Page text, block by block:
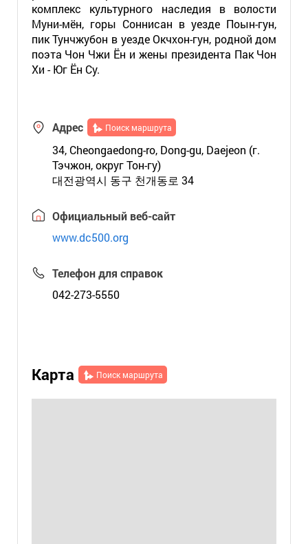
комплекс культурного наследия в волости
Муни-мён, горы Соннисан в уезде Поын-гун,
пик Тунчжубон в уезде Окчхон-гун, родной дом
поэта Чон Чжи Ён и жены президента Пак Чон
Хи - Юг Ён Су.
Адрес Поиск маршрута
34, Cheongaedong-ro, Dong-gu, Daejeon (г.
Тэчжон, округ Тон-гу)
대전광역시 동구 천개동로 34
Официальный веб-сайт
www.dc500.org
Телефон для справок
042-273-5550
Карта Поиск маршрута